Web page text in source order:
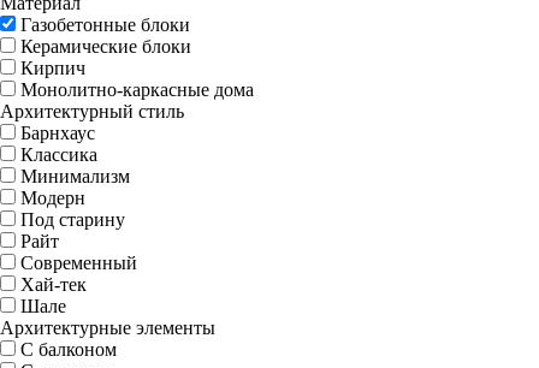
Газобетонные блоки
Керамические блоки
Кирпич
Монолитно-каркасные дома
Архитектурный стиль
Барнхаус
Классика
Минимализм
Модерн
Под старину
Райт
Современный
Хай-тек
Шале
Архитектурные элементы
С балконом